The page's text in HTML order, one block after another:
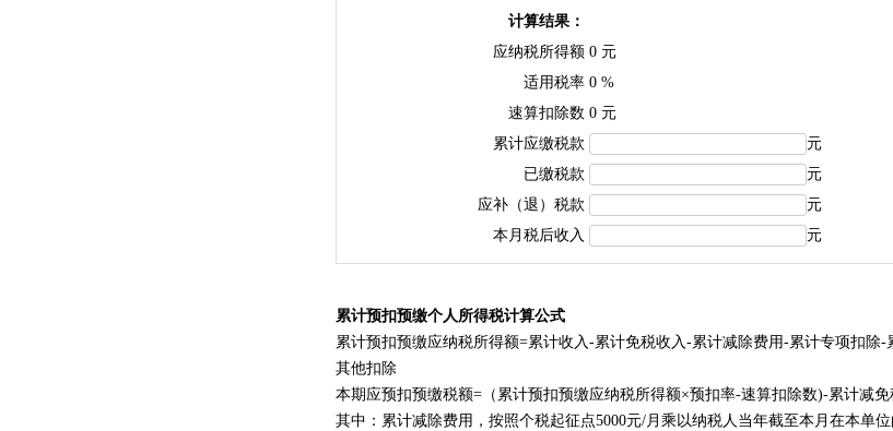
计算结果：
应纳税所得额 0 元
适用税率 0 %
速算扣除数 0 元
累计应缴税款
元
已缴税款
元
应补（退）税款
元
本月税后收入
元
累计预扣预缴个人所得税计算公式
累计预扣预缴应纳税所得额=累计收入-累计免税收入-累计减除费用-累计专项扣除
其他扣除
本期应预扣预缴税额=（累计预扣预缴应纳税所得额×预扣率-速算扣除数)-累计减
其中：累计减除费用，按照个税起征点5000元/月乘以纳税人当年截至本月在本单位